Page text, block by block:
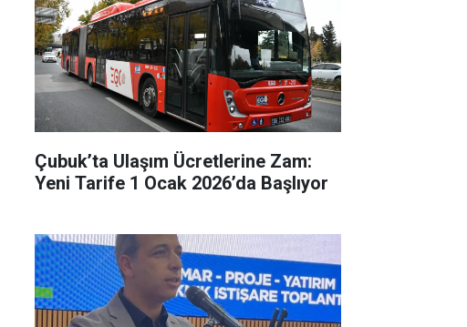
Çubuk’ta Ulaşım Ücretlerine Zam:
Yeni Tarife 1 Ocak 2026’da Başlıyor